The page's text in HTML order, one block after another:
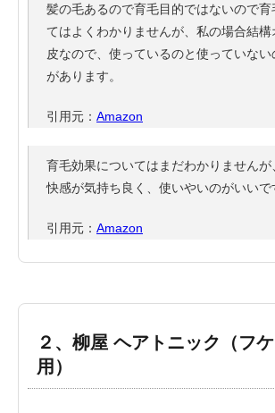
髪の毛あるので育毛目的ではないので育
てはよくわかりませんが、私の場合結
皮なので、使っているのと使っていな
があります。
引用元： Amazon
育毛効果についてはまだわかりません
快感が気持ち良く、使いやいのがいいで
引用元： Amazon
２、柳屋 ヘアトニック（フ
用）